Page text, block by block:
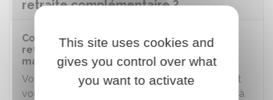
retraite complémentaire ?
Conditions d'attribution de l'allocation de
retraite à taux plein, à taux réduit ou à taux
majoré
Votre allocation de retraite complémentaire peut
vous être accordée à taux plein, à taux réduit ou à
This site uses cookies and
gives you control over what
you want to activate